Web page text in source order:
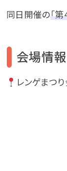
同日開催の「
会場情報
レンゲまつ